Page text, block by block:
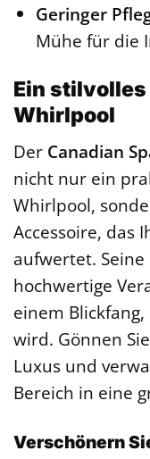
Geringer
Mühe für die
Ein
Whirlpool
Der Canadian
nicht nur ein
Whirlpool,
Accessoire, das
aufwertet.
hochwertige
einem
wird. Gönnen
Luxus und
Bereich in eine
Verschönern